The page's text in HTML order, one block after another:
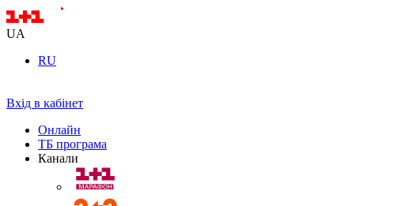
UA
RU
Вхід в кабінет
Онлайн
ТБ програма
Канали